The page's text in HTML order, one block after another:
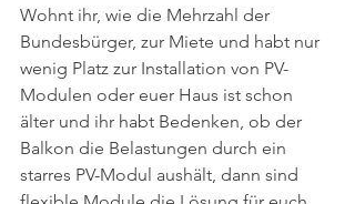
Wohnt ihr, wie die Mehrzahl der
Bundesbürger, zur Miete und habt nur
wenig Platz zur Installation von PV-
Modulen oder euer Haus ist schon
älter und ihr habt Bedenken, ob der
Balkon die Belastungen durch ein
starres PV-Modul aushält, dann sind